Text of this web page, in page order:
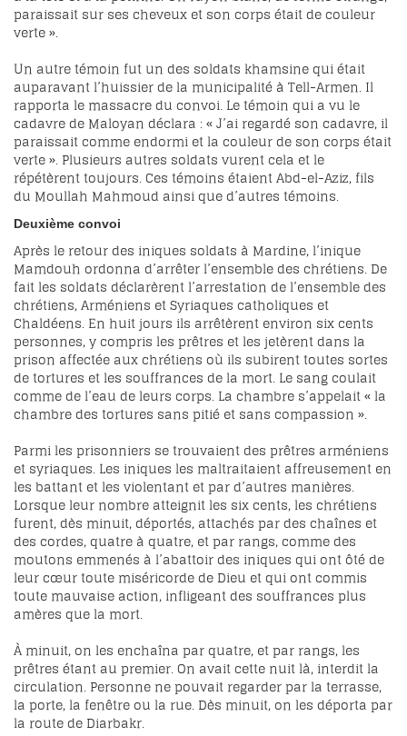
paraissait sur ses cheveux et son corps était de couleur
verte ».
Un autre témoin fut un des soldats khamsine qui était
auparavant l’huissier de la municipalité à Tell-Armen. Il
rapporta le massacre du convoi. Le témoin qui a vu le
cadavre de Maloyan déclara : « J’ai regardé son cadavre, il
paraissait comme endormi et la couleur de son corps était
verte ». Plusieurs autres soldats vurent cela et le
répétèrent toujours. Ces témoins étaient Abd-el-Aziz, fils
du Moullah Mahmoud ainsi que d’autres témoins.
Deuxième convoi
Après le retour des iniques soldats à Mardine, l’inique
Mamdouh ordonna d’arrêter l’ensemble des chrétiens. De
fait les soldats déclarèrent l’arrestation de l’ensemble des
chrétiens, Arméniens et Syriaques catholiques et
Chaldéens. En huit jours ils arrêtèrent environ six cents
personnes, y compris les prêtres et les jetèrent dans la
prison affectée aux chrétiens où ils subirent toutes sortes
de tortures et les souffrances de la mort. Le sang coulait
comme de l’eau de leurs corps. La chambre s’appelait « la
chambre des tortures sans pitié et sans compassion ».
Parmi les prisonniers se trouvaient des prêtres arméniens
et syriaques. Les iniques les maltraitaient affreusement en
les battant et les violentant et par d’autres manières.
Lorsque leur nombre atteignit les six cents, les chrétiens
furent, dès minuit, déportés, attachés par des chaînes et
des cordes, quatre à quatre, et par rangs, comme des
moutons emmenés à l’abattoir des iniques qui ont ôté de
leur cœur toute miséricorde de Dieu et qui ont commis
toute mauvaise action, infligeant des souffrances plus
amères que la mort.
À minuit, on les enchaîna par quatre, et par rangs, les
prêtres étant au premier. On avait cette nuit là, interdit la
circulation. Personne ne pouvait regarder par la terrasse,
la porte, la fenêtre ou la rue. Dès minuit, on les déporta par
la route de Diarbakr.